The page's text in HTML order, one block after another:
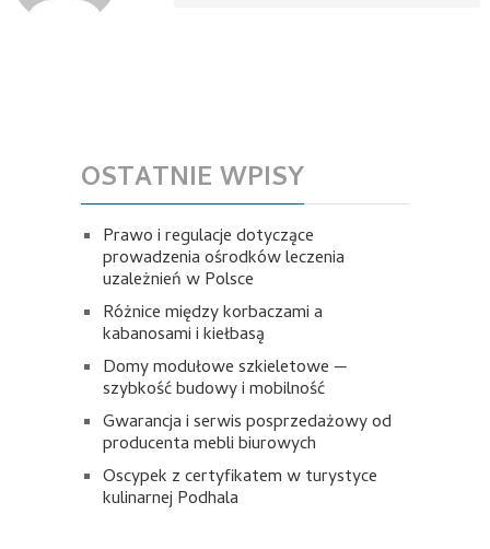
OSTATNIE WPISY
Prawo i regulacje dotyczące
prowadzenia ośrodków leczenia
uzależnień w Polsce
Różnice między korbaczami a
kabanosami i kiełbasą
Domy modułowe szkieletowe —
szybkość budowy i mobilność
Gwarancja i serwis posprzedażowy od
producenta mebli biurowych
Oscypek z certyfikatem w turystyce
kulinarnej Podhala